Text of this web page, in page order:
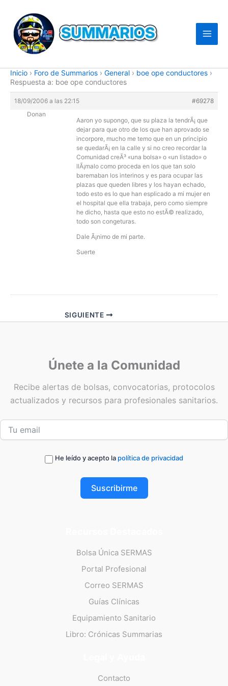
contenido
Inicio › Foro de Summarios › General › boe ope conductores ›
Respuesta a: boe ope conductores
18/09/2006 a las 22:15
#69278
Donan
Aaron yo supongo, que su plaza la tendrÃ¡ que
dejar para que otro de los que han aprovado se
incorpore, mucho me temo que en un principio
se quedarÃ¡ en la calle y si no creo recordar la
Comunidad creÃ³ «una bolsa» o «un listado» o
llÃ¡malo como proceda en los que tan solo
baremaban los interinos y es para ocupar las
plazas que queden libres y los hayan echado,
todo esto es lo que han esplicado a mi mujer en
el hospital que ella trabaja, pero como siempre
he dicho, hasta que esto no estÃ© realizado,
todo son congeturas.
Dale Ã¡nimo de mi parte.
Suerte
SIGUIENTE
Únete a la Comunidad
Recibe alertas de bolsas, convocatorias, protocolos
actualizados y recursos para profesionales sanitarios.
He leído y acepto la política de privacidad
Suscribirme
Bolsa Única SERMAS
Portal Profesional
Correo SERMAS
Guías Clínicas
Equipamiento Sanitario
Libro: Crónicas Summarias
Contacto